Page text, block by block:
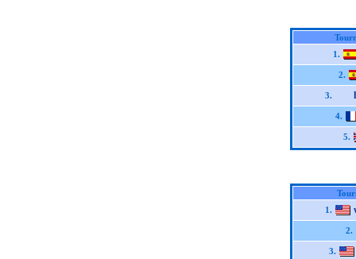
1.
2.
3.
4.
5.
1.
2.
3.